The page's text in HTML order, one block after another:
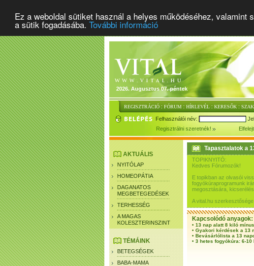
Ez a weboldal sütiket használ a helyes működéséhez,
a sütik fogadásába. További információ
2026. Augusztus 07. péntek
REGISZTRÁCIÓ : FÓRUM : HÍRLEVÉL : KERESŐK :
Felhasználói név:
Regisztrálni szeretnék!
AKTUÁLIS
NYITÓLAP
HOMEOPÁTIA
DAGANATOS
MEGBETEGEDÉSEK
TERHESSÉG
A MAGAS
KOLESZTERINSZINT
TÉMÁINK
BETEGSÉGEK
BABA-MAMA
Tapasztalatok a
TOPIKNYITÓ:
Kedves Fórumozók!
E topikban az olvasói
fogyókúraprogramunk
megosztására,
A vital.hu szerkesztősége
Kapcsolódó anyagok:
• 13 nap alatt 8 kiló
• Gyakori kérdések a 13
• Bevásárlólista a 13
• 3 hetes fogyókúra: 6-10